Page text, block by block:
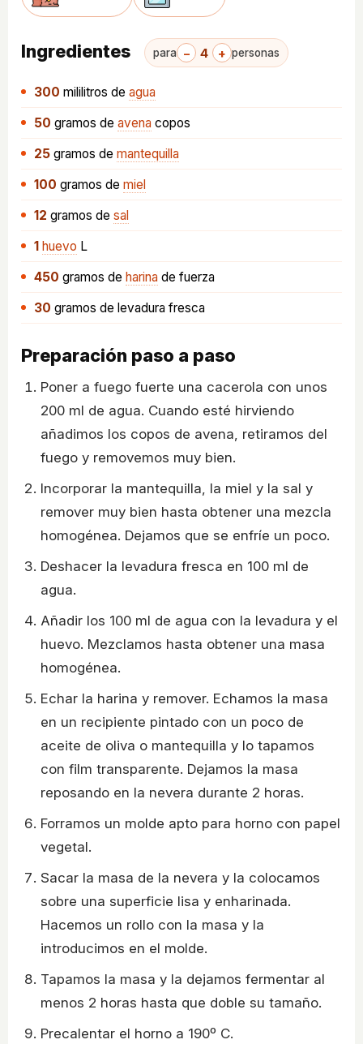
Ingredientes para − 4 + personas
300 mililitros de agua
50 gramos de avena copos
25 gramos de mantequilla
100 gramos de miel
12 gramos de sal
1 huevo L
450 gramos de harina de fuerza
30 gramos de levadura fresca
Preparación paso a paso
Poner a fuego fuerte una cacerola con unos
200 ml de agua. Cuando esté hirviendo
añadimos los copos de avena, retiramos del
fuego y removemos muy bien.
Incorporar la mantequilla, la miel y la sal y
remover muy bien hasta obtener una mezcla
homogénea. Dejamos que se enfríe un poco.
Deshacer la levadura fresca en 100 ml de
agua.
Añadir los 100 ml de agua con la levadura y el
huevo. Mezclamos hasta obtener una masa
homogénea.
Echar la harina y remover. Echamos la masa
en un recipiente pintado con un poco de
aceite de oliva o mantequilla y lo tapamos
con film transparente. Dejamos la masa
reposando en la nevera durante 2 horas.
Forramos un molde apto para horno con papel
vegetal.
Sacar la masa de la nevera y la colocamos
sobre una superficie lisa y enharinada.
Hacemos un rollo con la masa y la
introducimos en el molde.
Tapamos la masa y la dejamos fermentar al
menos 2 horas hasta que doble su tamaño.
Precalentar el horno a 190º C.